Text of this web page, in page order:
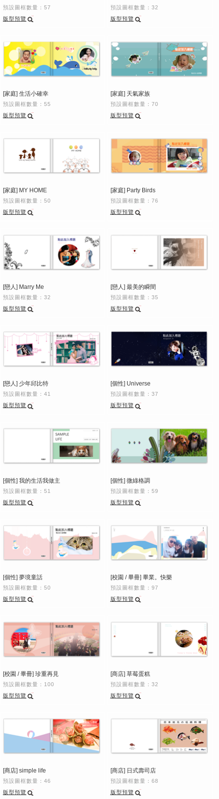
預設圖框數量：57
版型預覽
預設圖框數量：32
版型預覽
[家庭] 生活小確幸
預設圖框數量：55
版型預覽
[家庭] 天氣家族
預設圖框數量：70
版型預覽
[家庭] MY HOME
預設圖框數量：50
版型預覽
[家庭] Party Birds
預設圖框數量：76
版型預覽
[戀人] Marry Me
預設圖框數量：32
版型預覽
[戀人] 最美的瞬間
預設圖框數量：35
版型預覽
[戀人] 少年邱比特
預設圖框數量：41
版型預覽
[個性] Universe
預設圖框數量：37
版型預覽
[個性] 我的生活我做主
預設圖框數量：51
版型預覽
[個性] 微綠格調
預設圖框數量：59
版型預覽
[個性] 夢境童話
預設圖框數量：50
版型預覽
[校園 / 畢冊] 畢業。快樂
預設圖框數量：97
版型預覽
[校園 / 畢冊] 珍重再見
預設圖框數量：100
版型預覽
[商店] 草莓蛋糕
預設圖框數量：32
版型預覽
[商店] simple life
預設圖框數量：46
版型預覽
[商店] 日式壽司店
預設圖框數量：68
版型預覽